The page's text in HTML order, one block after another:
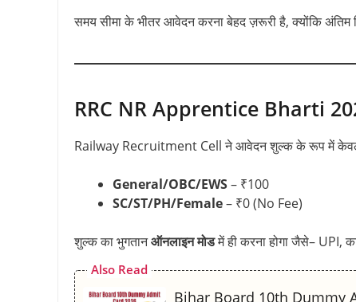
समय सीमा के भीतर आवेदन करना बेहद ज़रूरी है, क्योंकि
RRC NR Apprentice Bharti
Railway Recruitment Cell ने आवेदन शुल्क के रूप में केवल
General/OBC/EWS– ₹100
SC/ST/PH/Female– ₹0 (No Fee)
शुल्क का भुगतानऑनलाइन मोडमें ही करना होगा जैसे– UPI,
Also Read
Bihar Board 10th Dummy